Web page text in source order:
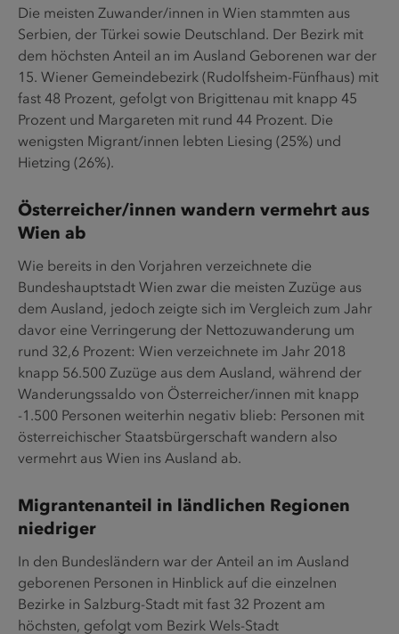
Die meisten Zuwander/innen in Wien stammten aus
Serbien, der Türkei sowie Deutschland. Der Bezirk mit
dem höchsten Anteil an im Ausland Geborenen war der
15. Wiener Gemeindebezirk (Rudolfsheim-Fünfhaus) mit
fast 48 Prozent, gefolgt von Brigittenau mit knapp 45
Prozent und Margareten mit rund 44 Prozent. Die
wenigsten Migrant/innen lebten Liesing (25%) und
Hietzing (26%).
Österreicher/innen wandern vermehrt aus
Wien ab
Wie bereits in den Vorjahren verzeichnete die
Bundeshauptstadt Wien zwar die meisten Zuzüge aus
dem Ausland, jedoch zeigte sich im Vergleich zum Jahr
davor eine Verringerung der Nettozuwanderung um
rund 32,6 Prozent: Wien verzeichnete im Jahr 2018
knapp 56.500 Zuzüge aus dem Ausland, während der
Wanderungssaldo von Österreicher/innen mit knapp
-1.500 Personen weiterhin negativ blieb: Personen mit
österreichischer Staatsbürgerschaft wandern also
vermehrt aus Wien ins Ausland ab.
Migrantenanteil in ländlichen Regionen
niedriger
In den Bundesländern war der Anteil an im Ausland
geborenen Personen in Hinblick auf die einzelnen
Bezirke in Salzburg-Stadt mit fast 32 Prozent am
höchsten, gefolgt vom Bezirk Wels-Stadt